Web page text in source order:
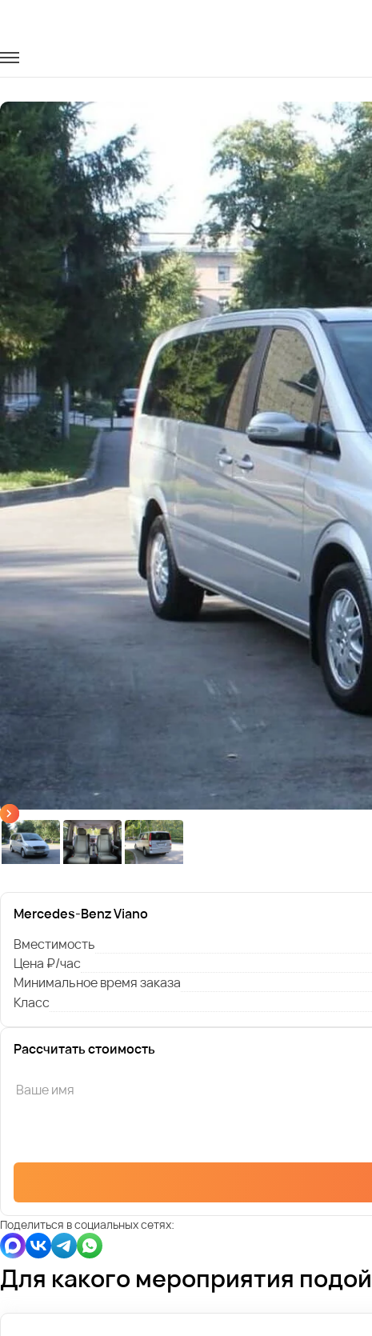
Заказать Mercedes-Benz Viano с
Mercedes-Benz Viano
Вместимость
Цена ₽/час
Минимальное время заказа
Класс
Рассчитать стоимость
Поделиться в социальных сетях:
Для какого мероприятия